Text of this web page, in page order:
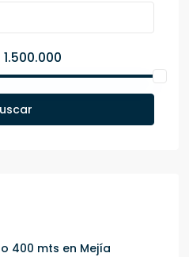
400 mts en Mejía